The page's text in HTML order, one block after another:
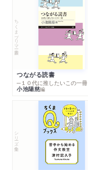
ちくまプリマー新書
つながる読書
─１０代に推したいこの一冊
小池陽慈編
シリーズ・全集